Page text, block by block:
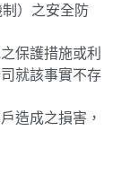
制）之安全防
保護措施或利
就該事實不存
造成之損害，